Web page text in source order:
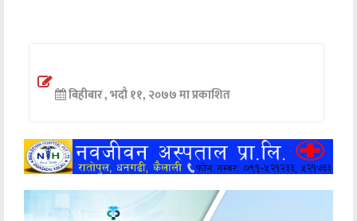
अन्तर्वार्ता
खेलकुद
मनोरञ्जन
अन्य
बिहीबार , भदौ ११, २०७७ मा प्रकाशित